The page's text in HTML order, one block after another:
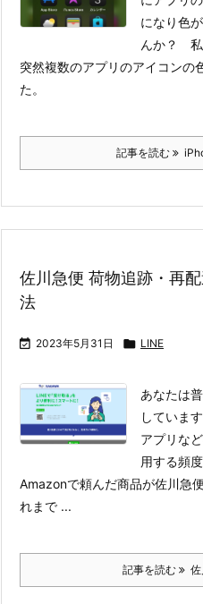
になり色
んか？ 私
突然複数のアプリのアイコンの
た。
記事を読む
佐川急便 荷物追跡・再
法
 2023年5月31日  LINE
あなたは
していま
アプリな
用する頻
Amazonで頼んだ商品が佐川急
れまで ...
記事を読む 佐